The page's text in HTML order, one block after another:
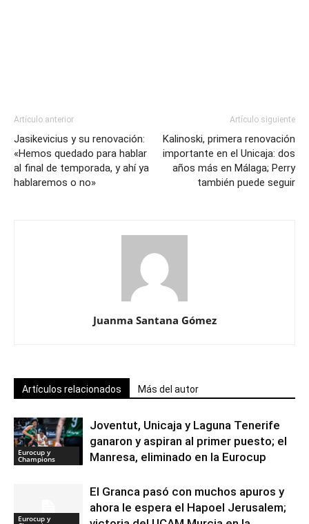
Artículo anterior
Jasikevicius y su renovación:
«Hemos quedado para hablar
al final de temporada, y ahí ya
hablaremos o no»
Artículo siguiente
Kalinoski, primera renovación
importante en el Unicaja: dos
años más en Málaga; Perry
también puede seguir
Juanma Santana Gómez
Artículos relacionados Más del autor
Eurocup y
Champions
Joventut, Unicaja y Laguna Tenerife
ganaron y aspiran al primer puesto; el
Manresa, eliminado en la Eurocup
Eurocup y
El Granca pasó con muchos apuros y
ahora le espera el Hapoel Jerusalem;